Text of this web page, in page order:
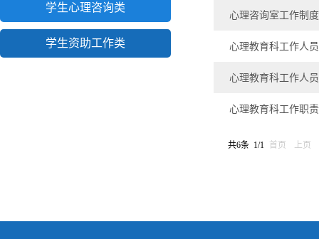
学生心理咨询类
学生资助工作类
心理咨询室工作制度
心理教育科工作人
心理教育科工作人
心理教育科工作职责
共6条 1/1 首页 上页